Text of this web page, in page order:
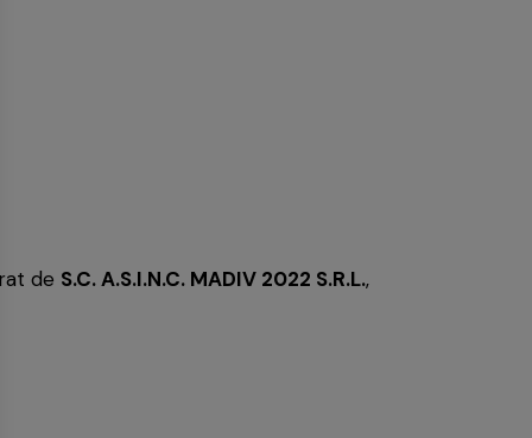
de S.C. A.S.I.N.C. MADIV 2022 S.R.L.,